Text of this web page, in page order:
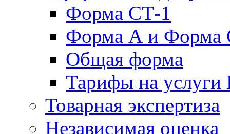
Форма СТ-1
Форма А и Форма
Общая форма
Тарифы на
Товарная экспертиза
Независимая оценка